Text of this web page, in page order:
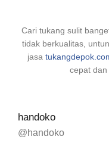
Cari tukang sulit
tidak berkualitas,
jasa
cepat dan
handoko
@handoko